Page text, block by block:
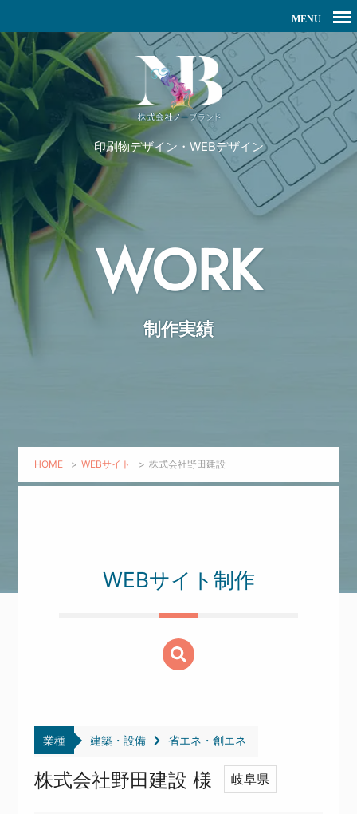
印刷物デザイン・WEBデザイン
WORK
制作実績
HOME > WEBサイト > 株式会社野田建設
WEBサイト制作
業種 建築・設備 省エネ・創エネ
株式会社野田建設 様 岐阜県